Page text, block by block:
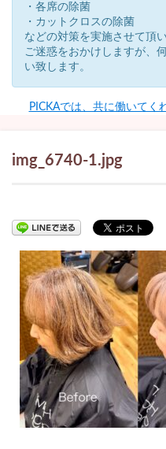
・各席の除菌
・カットクロスの除菌
などの対策を実施させて頂
ご迷惑をおかけしますが、
い致します。
PICKAでは、共に働いてく
img_6740-1.jpg